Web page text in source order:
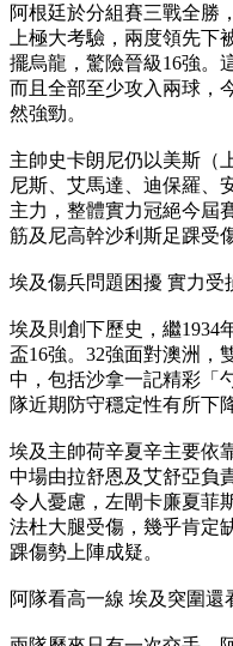
阿根廷於分組賽三戰全勝
上極大考驗，兩度領先下
擺烏龍，驚險晉級16強。
而且全部至少攻入兩球，
然強勁。
主帥史卡朗尼仍以美斯（
尼斯、艾馬達、迪保羅、
主力，整體實力冠絕今屆
筋及尼高幹沙利斯足踝受
埃及傷兵問題困擾 實力受
埃及則創下歷史，繼1934
盃16強。32強面對澳洲，
中，包括沙拿一記精彩「
隊近期防守穩定性有所下
埃及主帥荷辛夏辛主要依
中場由拉舒恩及艾舒亞負
令人憂慮，左閘卡廉夏菲
法杜大腿受傷，幾乎肯定
踝傷勢上陣成疑。
阿隊看高一線 埃及突圍還